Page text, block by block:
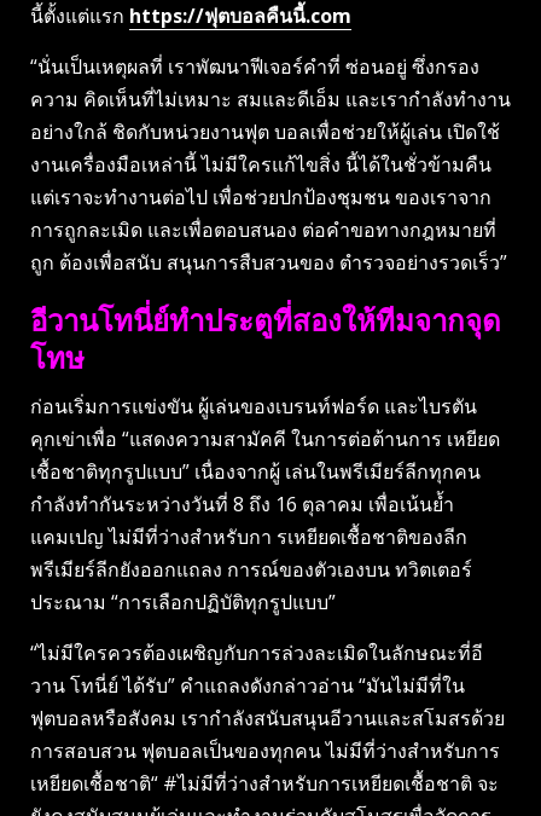
นี้ตั้งแต่แรก https://ฟุตบอลคืนนี้.com
“นั่นเป็นเหตุผลที่ เราพัฒนาฟีเจอร์คำที่ ซ่อนอยู่ ซึ่งกรอง
ความ คิดเห็นที่ไม่เหมาะ สมและดีเอ็ม และเรากำลังทำงาน
อย่างใกล้ ชิดกับหน่วยงานฟุต บอลเพื่อช่วยให้ผู้เล่น เปิดใช้
งานเครื่องมือเหล่านี้ ไม่มีใครแก้ไขสิ่ง นี้ได้ในชั่วข้ามคืน
แต่เราจะทำงานต่อไป เพื่อช่วยปกป้องชุมชน ของเราจาก
การถูกละเมิด และเพื่อตอบสนอง ต่อคำขอทางกฎหมายที่
ถูก ต้องเพื่อสนับ สนุนการสืบสวนของ ตำรวจอย่างรวดเร็ว”
อีวานโทนี่ย์ทำประตูที่สองให้ทีมจากจุด
โทษ
ก่อนเริ่มการแข่งขัน ผู้เล่นของเบรนท์ฟอร์ด และไบรตัน
คุกเข่าเพื่อ “แสดงความสามัคคี ในการต่อต้านการ เหยียด
เชื้อชาติทุกรูปแบบ” เนื่องจากผู้ เล่นในพรีเมียร์ลีกทุกคน
กำลังทำกันระหว่างวันที่ 8 ถึง 16 ตุลาคม เพื่อเน้นย้ำ
แคมเปญ ไม่มีที่ว่างสำหรับกา รเหยียดเชื้อชาติของลีก
พรีเมียร์ลีกยังออกแถลง การณ์ของตัวเองบน ทวิตเตอร์
ประณาม “การเลือกปฏิบัติทุกรูปแบบ”
“ไม่มีใครควรต้องเผชิญกับการล่วงละเมิดในลักษณะที่อี
วาน โทนี่ย์ ได้รับ” คำแถลงดังกล่าวอ่าน “มันไม่มีที่ใน
ฟุตบอลหรือสังคม เรากำลังสนับสนุนอีวานและสโมสรด้วย
การสอบสวน ฟุตบอลเป็นของทุกคน ไม่มีที่ว่างสำหรับการ
เหยียดเชื้อชาติ“ #ไม่มีที่ว่างสำหรับการเหยียดเชื้อชาติ จะ